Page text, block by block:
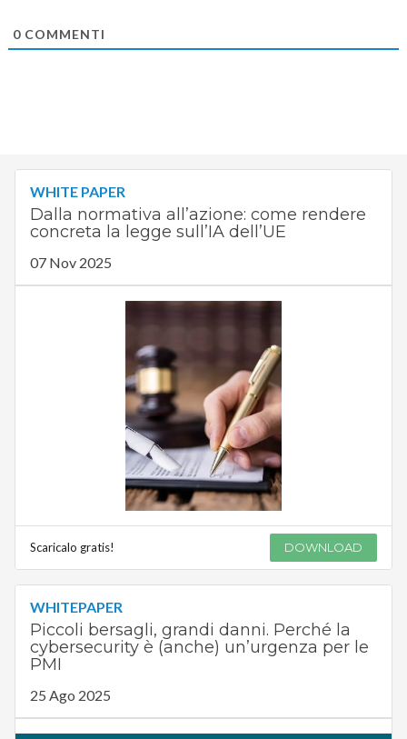
0COMMENTI
WHITE PAPER
Dalla normativa all’azione: come rendere
concreta la legge sull’IA dell’UE
07 Nov 2025
Scaricalo gratis! DOWNLOAD
WHITEPAPER
Piccoli bersagli, grandi danni. Perché la
cybersecurity è (anche) un’urgenza per le
PMI
25 Ago 2025